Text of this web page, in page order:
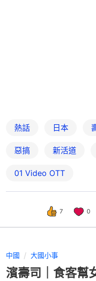
熱話 日本
惡搞 新活道
01‌ ‌Video‌ ‌OTT
7 0
中國 大國小事
濱壽司｜食客